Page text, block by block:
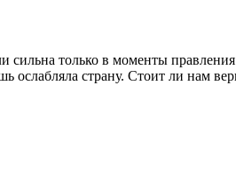
только в моменты
ослабляла страну. Стоит ли нам